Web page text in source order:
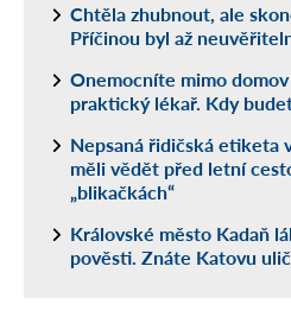
Chtěla zhubnout, ale
Příčinou byl až
Onemocníte mimo domov
praktický lékař. Kdy
Nepsaná řidičská etiketa
měli vědět před letní
„blikačkách“
Královské město Kadaň
pověsti. Znáte Katovu